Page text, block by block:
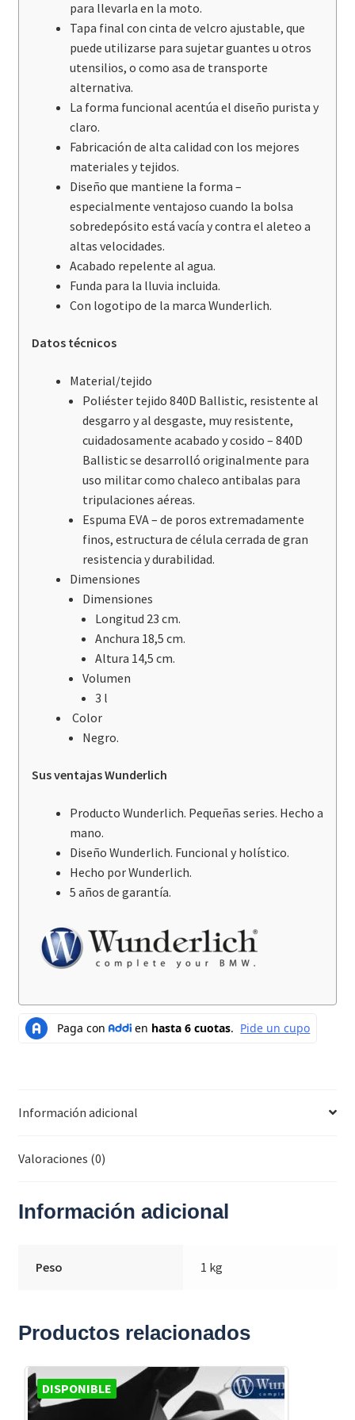
para llevarla en la moto.
Tapa final con cinta de velcro ajustable, que
puede utilizarse para sujetar guantes u otros
utensilios, o como asa de transporte
alternativa.
La forma funcional acentúa el diseño purista y
claro.
Fabricación de alta calidad con los mejores
materiales y tejidos.
Diseño que mantiene la forma –
especialmente ventajoso cuando la bolsa
sobredepósito está vacía y contra el aleteo a
altas velocidades.
Acabado repelente al agua.
Funda para la lluvia incluida.
Con logotipo de la marca Wunderlich.
Datos técnicos
Material/tejido
Poliéster tejido 840D Ballistic, resistente al
desgarro y al desgaste, muy resistente,
cuidadosamente acabado y cosido – 840D
Ballistic se desarrolló originalmente para
uso militar como chaleco antibalas para
tripulaciones aéreas.
Espuma EVA – de poros extremadamente
finos, estructura de célula cerrada de gran
resistencia y durabilidad.
Dimensiones
Dimensiones
Longitud 23 cm.
Anchura 18,5 cm.
Altura 14,5 cm.
Volumen
3 l
Color
Negro.
Sus ventajas Wunderlich
Producto Wunderlich. Pequeñas series. Hecho a
mano.
Diseño Wunderlich. Funcional y holístico.
Hecho por Wunderlich.
5 años de garantía.
Información adicional
Valoraciones (0)
Información adicional
Peso 1 kg
Productos relacionados
DISPONIBLE